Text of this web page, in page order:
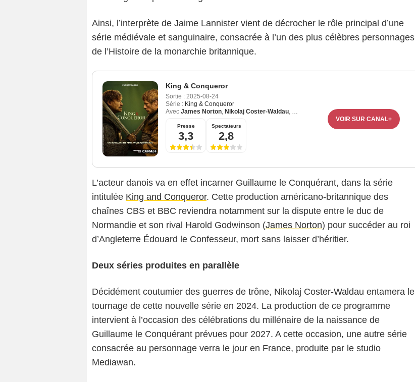
Ainsi, l’interprète de Jaime Lannister vient de décrocher le rôle principal d’une
série médiévale et sanguinaire, consacrée à l’un des plus célèbres personnages
de l’Histoire de la monarchie britannique.
King & Conqueror
Sortie : 2025-08-24
Série : King & Conqueror
Avec James Norton, Nikolaj Coster-Waldau, Emily Beecham
Presse
3,3
Spectateurs
2,8
VOIR SUR CANAL+
L’acteur danois va en effet incarner Guillaume le Conquérant, dans la série
intitulée King and Conqueror. Cette production américano-britannique des
chaînes CBS et BBC reviendra notamment sur la dispute entre le duc de
Normandie et son rival Harold Godwinson (James Norton) pour succéder au roi
d’Angleterre Édouard le Confesseur, mort sans laisser d’héritier.
Deux séries produites en parallèle
Décidément coutumier des guerres de trône, Nikolaj Coster-Waldau entamera le
tournage de cette nouvelle série en 2024. La production de ce programme
intervient à l’occasion des célébrations du millénaire de la naissance de
Guillaume le Conquérant prévues pour 2027. A cette occasion, une autre série
consacrée au personnage verra le jour en France, produite par le studio
Mediawan.